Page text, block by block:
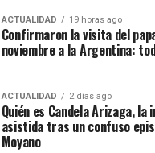
ACTUALIDAD 19 horas ago
Confirmaron la visita del
noviembre a la Argentina:
ACTUALIDAD 2 días ago
Quién es Candela Arizaga,
asistida tras un confuso
Moyano